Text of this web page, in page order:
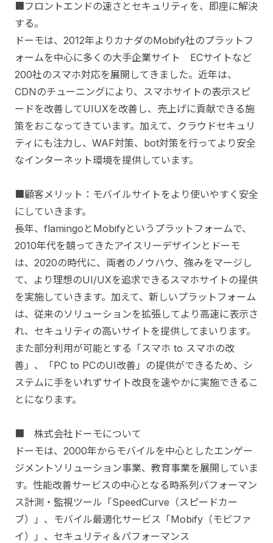
■フロントエンドの速さとセキュリティを、即座に解決
する。
ドーモは、2012年よりカナダのMobify社のプラットフ
ォームを中心に多くの大手企業サイト ECサイトなど
200社のスマホ対応を展開してきました。近年は、
CDNのチューニングにより、スマホサイトの表示スピ
ードを改善してUIUXを改善し、売上げに貢献できる施
策をおこなってきています。加えて、クラウドセキュリ
ティにも注力し、WAF対策、bot対策を行ってより安全
なインターネット環境を提供しています。
■顧客メリット：モバイルサイトをより使いやすく安全
にしていきます。
長年、flamingoとMobifyというプラットフォームで、
2010年代を競ってきたアイスリーデザインとドーモ
は、2020の時代に、両者のノウハウ、強みをマージし
て、より理想のUI/UXを追求できるスマホサイトの提供
を実施していきます。加えて、新しいプラットフォーム
は、従来のソリューションを拡張してより高速に表示さ
れ、セキュリティの高いサイトを提供してまいります。
また部分利用が可能とする「スマホ to スマホの改
善」、「PC to PCのUI改善」の提供ができるため、シ
ステムに手をいれずサイト改良を速やかに実施できるこ
とになります。
■ 株式会社ドーモについて
ドーモは、2000年からモバイルを中心としたエンゲー
ジメントソリューション事業、教育事業を展開していま
す。性能改善サービスの中心となる時系列パフォーマン
ス計測・監視ツール「SpeedCurve（スピードカー
ブ）」、モバイル最適化サービス「Mobify（モビファ
イ）」、セキュリティ＆パフォーマンス